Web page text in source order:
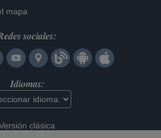
mapa
sociales:
Idiomas:
clásica